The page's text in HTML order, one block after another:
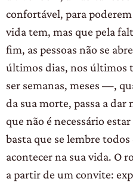
confortável, para
vida tem, mas que pela
fim, as pessoas não se
últimos dias, nos últimos
ser semanas, meses —,
da sua morte, passa a dar
que não é necessário
basta que se lembre
acontecer na sua vida. O
a partir de um convite: